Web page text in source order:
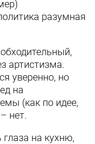
разумная
артистизма.
уверенно, но
на
(как по идее,
нет.
на кухню,